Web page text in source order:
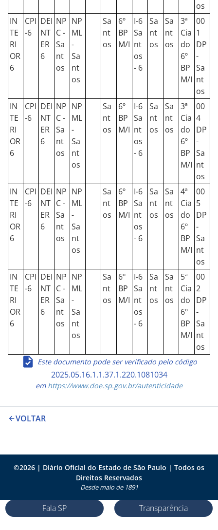
os
IN
TE
RI
OR
6
CPI
-6
DEI
NT
ER
6
NP
C -
Sa
nt
os
NP
ML
-
Sa
nt
os
Sa
nt
os
6º
BP
M/I
I-6
Sa
nt
os
- 6
Sa
nt
os
Sa
nt
os
3ª
Cia
do
6º
BP
M/I
00
1
DP
-
Sa
nt
os
IN
TE
RI
OR
6
CPI
-6
DEI
NT
ER
6
NP
C -
Sa
nt
os
NP
ML
-
Sa
nt
os
Sa
nt
os
6º
BP
M/I
I-6
Sa
nt
os
- 6
Sa
nt
os
Sa
nt
os
3ª
Cia
do
6º
BP
M/I
00
4
DP
-
Sa
nt
os
IN
TE
RI
OR
6
CPI
-6
DEI
NT
ER
6
NP
C -
Sa
nt
os
NP
ML
-
Sa
nt
os
Sa
nt
os
6º
BP
M/I
I-6
Sa
nt
os
- 6
Sa
nt
os
Sa
nt
os
4ª
Cia
do
6º
BP
M/I
00
5
DP
-
Sa
nt
os
IN
TE
RI
OR
6
CPI
-6
DEI
NT
ER
6
NP
C -
Sa
nt
os
NP
ML
-
Sa
nt
os
Sa
nt
os
6º
BP
M/I
I-6
Sa
nt
os
- 6
Sa
nt
os
Sa
nt
os
5ª
Cia
do
6º
BP
M/I
00
2
DP
-
Sa
nt
os
Este documento pode ser verificado pelo código
2025.05.16.1.1.37.1.220.1081034
emhttps://www.doe.sp.gov.br/autenticidade
VOLTAR
©2026 | Diário Oficial do Estado de São Paulo | Todos os
Direitos Reservados
Desde maio de 1891
Fala SP Transparência